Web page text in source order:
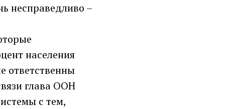
несправедливо –
населения
ответственны
глава ООН
с тем,